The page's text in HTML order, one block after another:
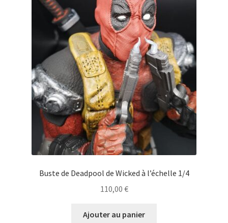
Buste de Deadpool de Wicked à l’échelle 1/4
110,00 €
Ajouter au panier